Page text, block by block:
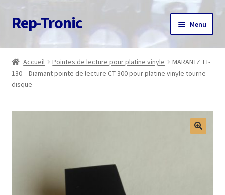
Aller
à
navigation
Aller
au
Rep-Tronic Menu
Accueil
A propos
Accueil Pointes de lecture pour platine vinyle
MARANTZ TT-
130 – Diamant pointe de lecture CT-300 pour platine vinyle tourne-
disque